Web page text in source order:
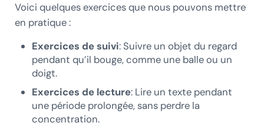
Voici quelques exercices que nous pouvons mettre
en pratique :
Exercices de suivi: Suivre un objet du regard
pendant qu’il bouge, comme une balle ou un
doigt.
Exercices de lecture: Lire un texte pendant
une période prolongée, sans perdre la
concentration.